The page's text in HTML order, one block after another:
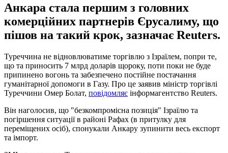
Анкара стала першим з головних
комерційних партнерів Єрусалиму, що
пішов на такий крок, зазначає Reuters.
Туреччина не відновлюватиме торгівлю з Ізраїлем, попри те,
що та приносить 7 млрд доларів щороку, поти поки не буде
припинено вогонь та забезпечено постійне постачання
гуманітарної допомоги в Газу. Про це заявив міністр торгівлі
Туреччини Омер Болат, повідомляє інформагентство Reuters.
Він наголосив, що "безкомпромісна позиція" Ізраїлю та
погіршення ситуації в районі Рафах (в притулку для
переміщених осіб), спонукали Анкару зупинити весь експорт
та імпорт.